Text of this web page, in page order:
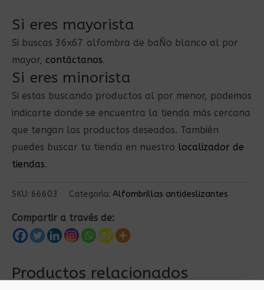
Si eres mayorista
Si buscas 36x67 alfombra de baÑo blanco al por
mayor, contáctanos.
Si eres minorista
Si estas buscando productos al por menor, podemos
indicarte donde se encuentra la tienda más cercana
que tengan los productos deseados. También
puedes buscar tu tienda en nuestro localizador de
tiendas.
SKU: 66603 Categoría: Alfombrillas antideslizantes
Compartir a través de:
Productos relacionados